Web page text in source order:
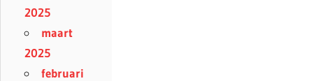
2025
maart
2025
februari